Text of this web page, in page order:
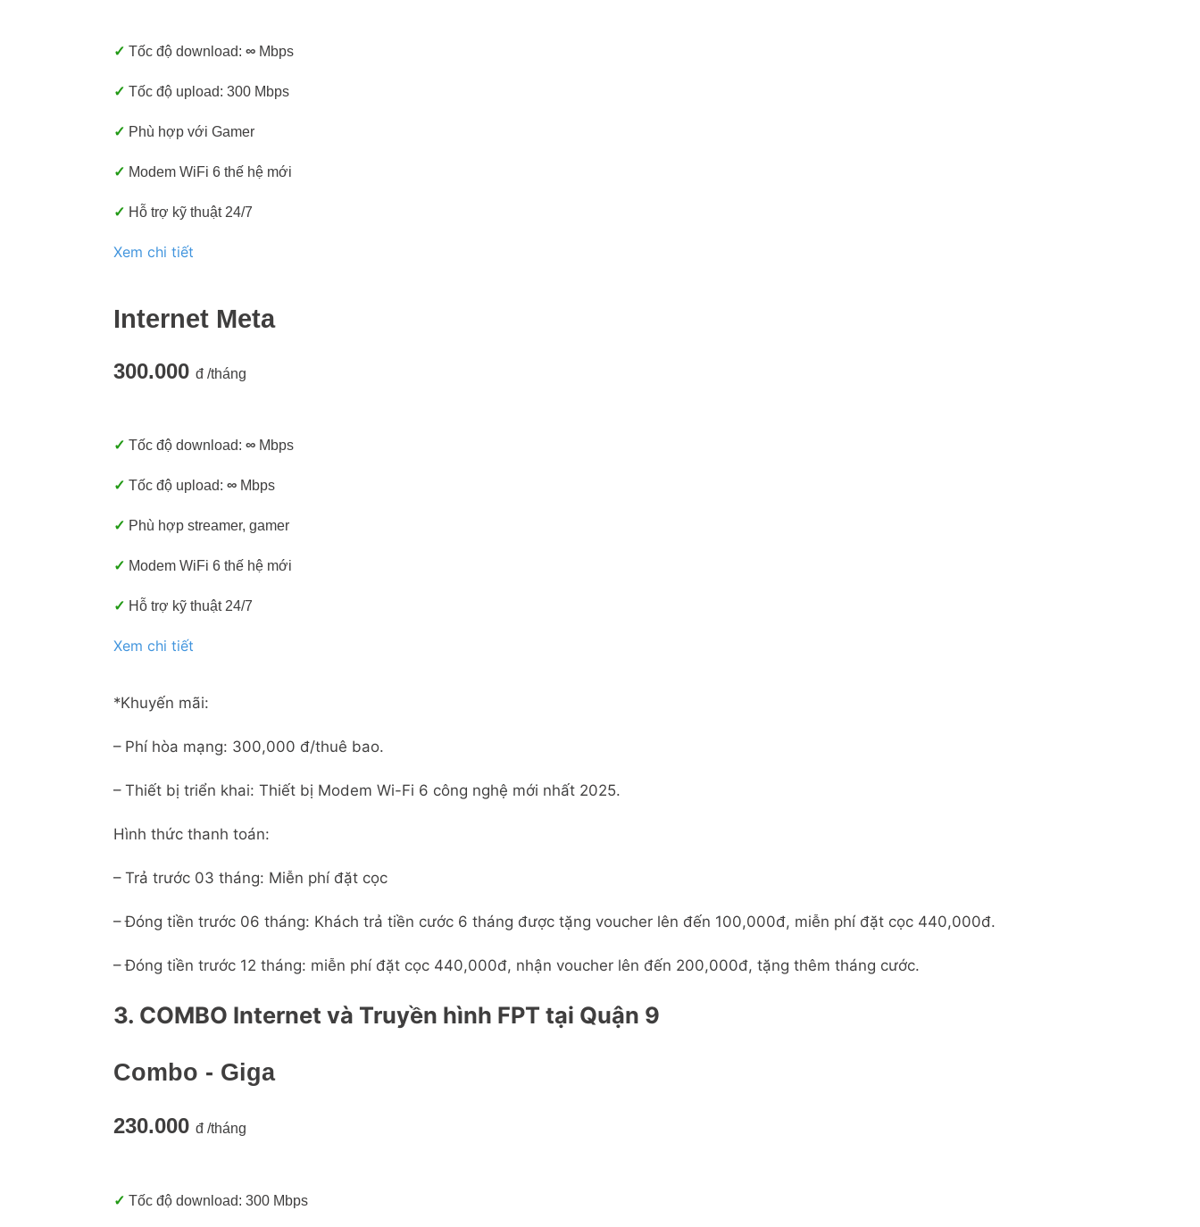
✓ Tốc độ download: ∞ Mbps
✓ Tốc độ upload: 300 Mbps
✓ Phù hợp với Gamer
✓ Modem WiFi 6 thế hệ mới
✓ Hỗ trợ kỹ thuật 24/7
Xem chi tiết
Internet Meta
300.000 đ /tháng
✓ Tốc độ download: ∞ Mbps
✓ Tốc độ upload: ∞ Mbps
✓ Phù hợp streamer, gamer
✓ Modem WiFi 6 thế hệ mới
✓ Hỗ trợ kỹ thuật 24/7
Xem chi tiết
*Khuyến mãi:
– Phí hòa mạng: 300,000 đ/thuê bao.
– Thiết bị triển khai: Thiết bị Modem Wi-Fi 6 công nghệ mới nhất 2025.
Hình thức thanh toán:
– Trả trước 03 tháng: Miễn phí đặt cọc
– Đóng tiền trước 06 tháng: Khách trả tiền cước 6 tháng được tặng voucher lên đến 100,000đ, miễn phí đặt cọc 440,000đ.
– Đóng tiền trước 12 tháng: miễn phí đặt cọc 440,000đ, nhận voucher lên đến 200,000đ, tặng thêm tháng cước.
3. COMBO Internet và Truyền hình FPT tại Quận 9
Combo - Giga
230.000 đ /tháng
✓ Tốc độ download: 300 Mbps